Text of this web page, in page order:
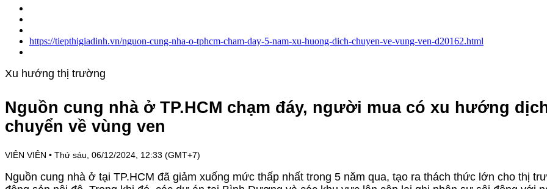
https://tiepthigiadinh.vn/nguon-cung-nha-o-tphcm-cham-day-5-nam-xu-huong-dich-chuyen-ve-vung-ven-d20162.html
Xu hướng thị trường
Nguồn cung nhà ở TP.HCM chạm đáy, người mua có xu hướng
chuyển về vùng ven
VIÊN VIÊN • Thứ sáu, 06/12/2024, 12:33 (GMT+7)
Nguồn cung nhà ở tại TP.HCM đã giảm xuống mức thấp nhất trong 5 năm qua, tạo ra thách thức lớn cho thị